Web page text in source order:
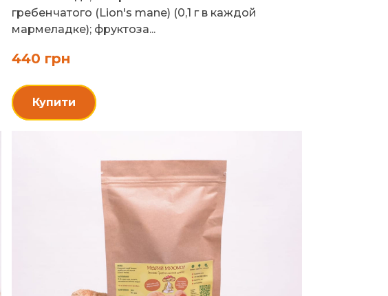
гребенчатого (Lion's mane) (0,1 г в каждой
мармеладке); фруктоза...
440 грн
Купити